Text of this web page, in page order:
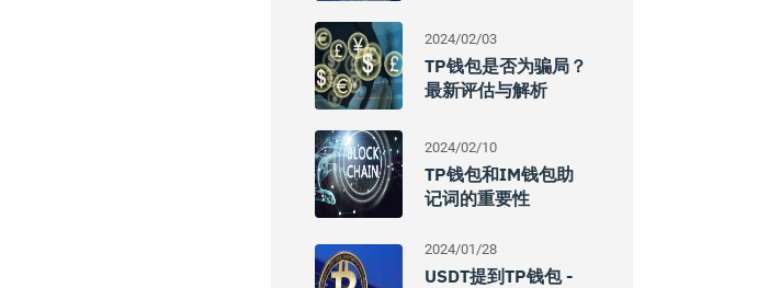
2024/02/03
TP钱包是否为骗局？
最新评估与解析
2024/02/10
TP钱包和IM钱包助
记词的重要性
2024/01/28
USDT提到TP钱包 -